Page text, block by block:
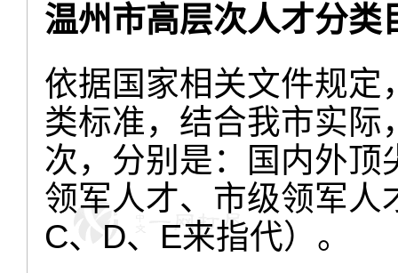
温州市高层次人才分类
依据国家相关文件规定
类标准，结合我市实际
次，分别是：国内外顶
领军人才、市级领军人
C、D、E来指代）。